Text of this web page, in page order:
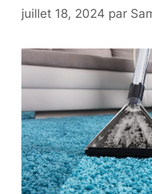
juillet 18, 2024 par